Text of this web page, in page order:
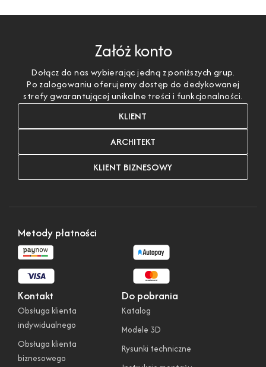
Załóż konto
Dołącz do nas wybierając jedną z poniższych grup.
Po zalogowaniu oferujemy dostęp do dedykowanej
strefy gwarantującej unikalne treści i funkcjonalności.
KLIENT
ARCHITEKT
KLIENT BIZNESOWY
Kontakt
Obsługa klienta
indywidualnego
Obsługa klienta
biznesowego
Do pobrania
Katalog
Modele 3D
Rysunki techniczne
Metody płatności